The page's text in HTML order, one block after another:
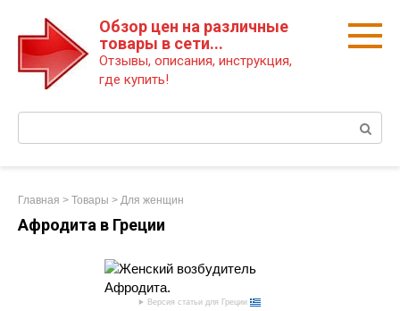
Обзор цен на различные
товары в сети...
Отзывы, описания, инструкция,
где купить!
Главная > Товары > Для женщин
Афродита в Греции
Версия статьи для Греции